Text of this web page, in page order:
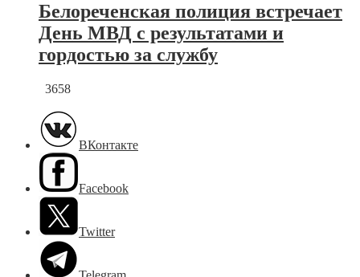
Белореченская полиция встречает
День МВД с результатами и
гордостью за службу
3658
ВКонтакте
Facebook
Twitter